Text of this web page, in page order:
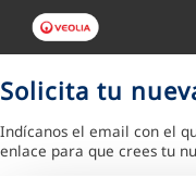
GESTIONES ONLINE
VER TODAS LAS
Solicita tu
Indícanos el email con el
enlace para que crees tu